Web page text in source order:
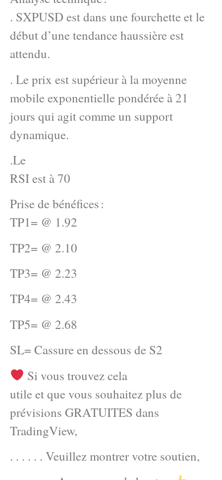
. SXPUSD est dans une fourchette et le
début d’une tendance haussière est
attendu.
. Le prix est supérieur à la moyenne
mobile exponentielle pondérée à 21
jours qui agit comme un support
dynamique.
.Le
RSI est à 70
Prise de bénéfices :
TP1= @ 1.92
TP2= @ 2.10
TP3= @ 2.23
TP4= @ 2.43
TP5= @ 2.68
SL= Cassure en dessous de S2
Si vous trouvez cela
utile et que vous souhaitez plus de
prévisions GRATUITES dans
TradingView,
. . . . . . Veuillez montrer votre soutien,